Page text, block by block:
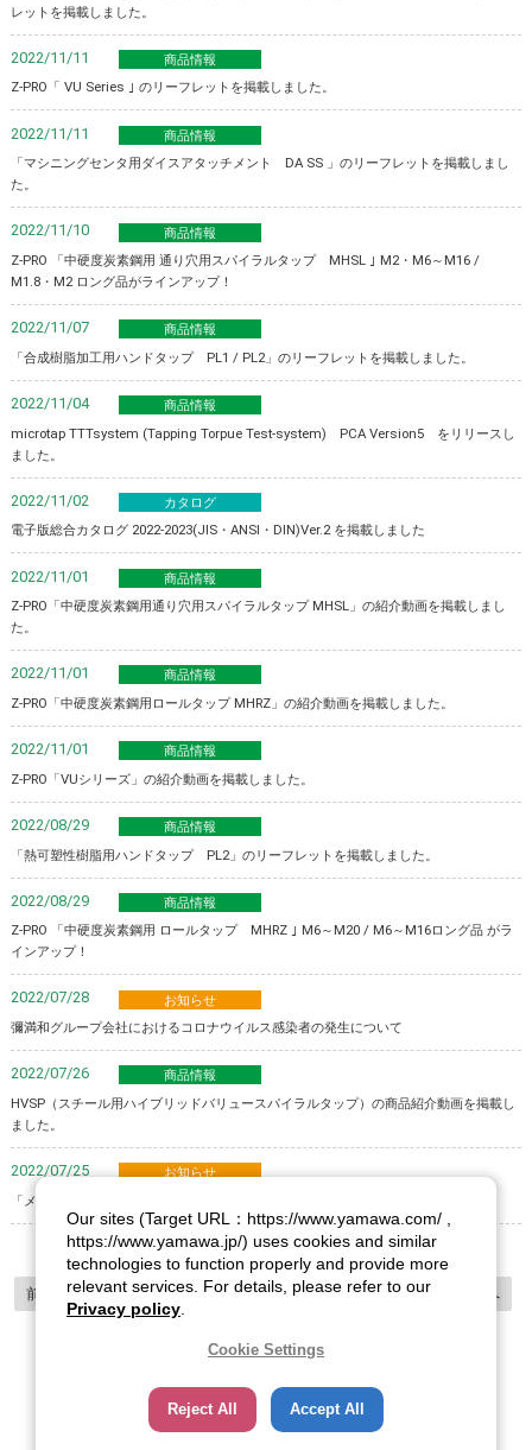
レットを掲載しました。
2022/11/11
商品情報
Z-PRO「 VU Series ｣ のリーフレットを掲載しました。
2022/11/11
商品情報
「マシニングセンタ用ダイスアタッチメント DA SS 」のリーフレットを掲載しまし
た。
2022/11/10
商品情報
Z-PRO 「中硬度炭素鋼用 通り穴用スパイラルタップ MHSL ｣ M2・M6～M16 /
M1.8・M2 ロング品がラインアップ！
2022/11/07
商品情報
「合成樹脂加工用ハンドタップ PL1 / PL2」のリーフレットを掲載しました。
2022/11/04
商品情報
microtap TTTsystem (Tapping Torpue Test-system) PCA Version5 をリリースし
ました。
2022/11/02
カタログ
電子版総合カタログ 2022-2023(JIS・ANSI・DIN)Ver.2 を掲載しました
2022/11/01
商品情報
Z-PRO「中硬度炭素鋼用通り穴用スパイラルタップ MHSL」の紹介動画を掲載しまし
た。
2022/11/01
商品情報
Z-PRO「中硬度炭素鋼用ロールタップ MHRZ」の紹介動画を掲載しました。
2022/11/01
商品情報
Z-PRO「VUシリーズ」の紹介動画を掲載しました。
2022/08/29
商品情報
「熱可塑性樹脂用ハンドタップ PL2」のリーフレットを掲載しました。
2022/08/29
商品情報
Z-PRO 「中硬度炭素鋼用 ロールタップ MHRZ ｣ M6～M20 / M6～M16ロング品 がラ
インアップ！
2022/07/28
お知らせ
彌満和グループ会社におけるコロナウイルス感染者の発生について
2022/07/26
商品情報
HVSP（スチール用ハイブリッドバリュースパイラルタップ）の商品紹介動画を掲載し
ました。
2022/07/25
お知らせ
「メーカー希望小売価格表2022年8月」掲載のご案内
前へ 1 2 3 4 5 6 7 8 9 10 次へ
Our sites (Target URL：https://www.yamawa.com/ ,
https://www.yamawa.jp/) uses cookies and similar
technologies to function properly and provide more
relevant services. For details, please refer to our
Privacy policy
Cookie Settings
Reject All Accept All